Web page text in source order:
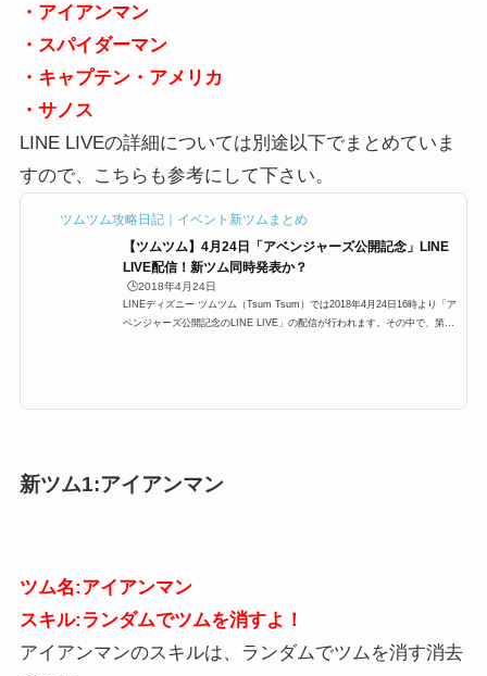
・アイアンマン
・スパイダーマン
・キャプテン・アメリカ
・サノス
LINE LIVEの詳細については別途以下でまとめていま
すので、こちらも参考にして下さい。
ツムツム攻略日記｜イベント新ツムまとめ
【ツムツム】4月24日「アベンジャーズ公開記念」LINE
LIVE配信！新ツム同時発表か？
🕒️2018年4月24日
LINEディズニー ツムツム（Tsum Tsum）では2018年4月24日16時より「ア
ベンジャーズ公開記念のLINE LIVE」の配信が行われます。その中で、第2
新ツム1:アイアンマン
ツム名:アイアンマン
スキル:ランダムでツムを消すよ！
アイアンマンのスキルは、ランダムでツムを消す消去